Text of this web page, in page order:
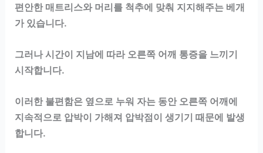
편안한 매트리스와 머리를 척추에 맞춰 지지해주는 베개
가 있습니다.
그러나 시간이 지남에 따라 오른쪽 어깨 통증을 느끼기
시작합니다.
이러한 불편함은 옆으로 누워 자는 동안 오른쪽 어깨에
지속적으로 압박이 가해져 압박점이 생기기 때문에 발생
합니다.